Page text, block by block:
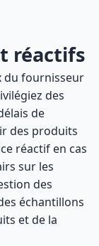
réactifs
du fournisseur
des
de
des produits
réactif en cas
sur les
des
échantillons
et de la